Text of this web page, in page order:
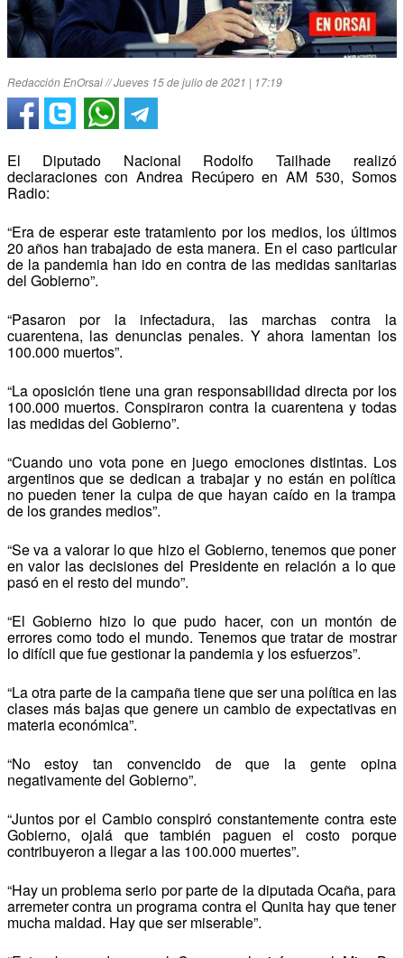
Redacción EnOrsai // Jueves 15 de julio de 2021 | 17:19
El Diputado Nacional Rodolfo Tailhaderealizó
declaraciones con Andrea Recúpero en AM 530, Somos
Radio:
“Era de esperar este tratamiento por los medios, los últimos
20 años han trabajado de esta manera. En el caso particular
de la pandemia han ido en contra de las medidas sanitarias
del Gobierno”.
“Pasaron por la infectadura, las marchas contra la
cuarentena, las denuncias penales. Y ahora lamentan los
100.000 muertos”.
“La oposición tiene una gran responsabilidad directa por los
100.000 muertos. Conspiraron contra la cuarentena y todas
las medidas del Gobierno”.
“Cuando uno vota pone en juego emociones distintas. Los
argentinos que se dedican a trabajar y no están en política
no pueden tener la culpa de que hayan caído en la trampa
de los grandes medios”.
“Se va a valorar lo que hizo el Gobierno, tenemos que poner
en valor las decisiones del Presidente en relación a lo que
pasó en el resto del mundo”.
“El Gobierno hizo lo que pudo hacer, con un montón de
errores como todo el mundo. Tenemos que tratar de mostrar
lo difícil que fue gestionar la pandemia y los esfuerzos”.
“La otra parte de la campaña tiene que ser una política en las
clases más bajas que genere un cambio de expectativas en
materia económica”.
“No estoy tan convencido de que la gente opina
negativamente del Gobierno”.
“Juntos por el Cambio conspiró constantemente contra este
Gobierno, ojalá que también paguen el costo porque
contribuyeron a llegar a las 100.000 muertes”.
“Hay un problema serio por parte de la diputada Ocaña, para
arremeter contra un programa contra el Qunita hay que tener
mucha maldad. Hay que ser miserable”.